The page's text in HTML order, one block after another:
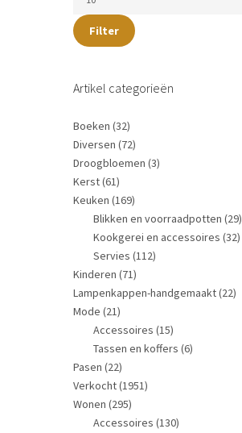
Filter
Artikel categorieën
Boeken (32)
Diversen (72)
Droogbloemen (3)
Kerst(61)
Keuken (169)
Blikken en voorraadpotten (29)
Kookgerei en accessoires (32)
Servies (112)
Kinderen (71)
Lampenkappen-handgemaakt(22)
Mode (21)
Accessoires (15)
Tassen en koffers (6)
Pasen (22)
Verkocht(1951)
Wonen (295)
Accessoires (130)